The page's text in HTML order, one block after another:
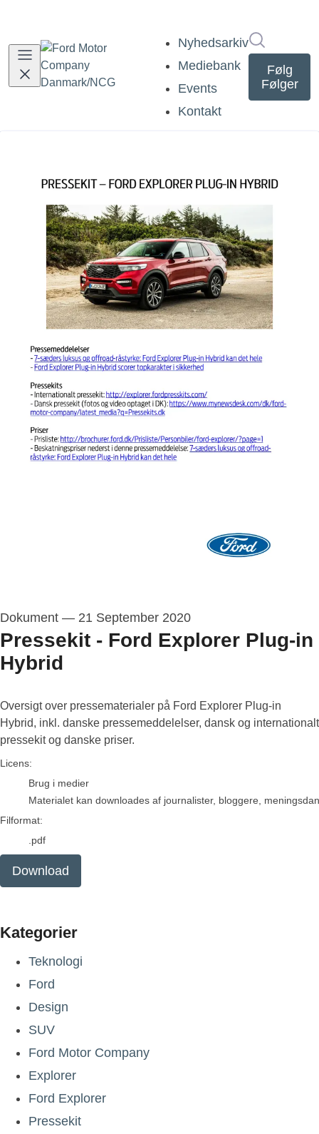
Nyhedsarkiv
Mediebank
Events
Kontakt
Følg
Følger
Dokument — 21 September 2020
Pressekit - Ford Explorer Plug-in
Hybrid
Oversigt over pressematerialer på Ford Explorer Plug-in
Hybrid, inkl. danske pressemeddelelser, dansk og internationalt
pressekit og danske priser.
go to media item
Licens:
Brug i medier
Materialet kan downloades af journalister, bloggere,
Filformat:
.pdf
Download
Kategorier
Teknologi
Ford
Design
SUV
Ford Motor Company
Explorer
Ford Explorer
Pressekit